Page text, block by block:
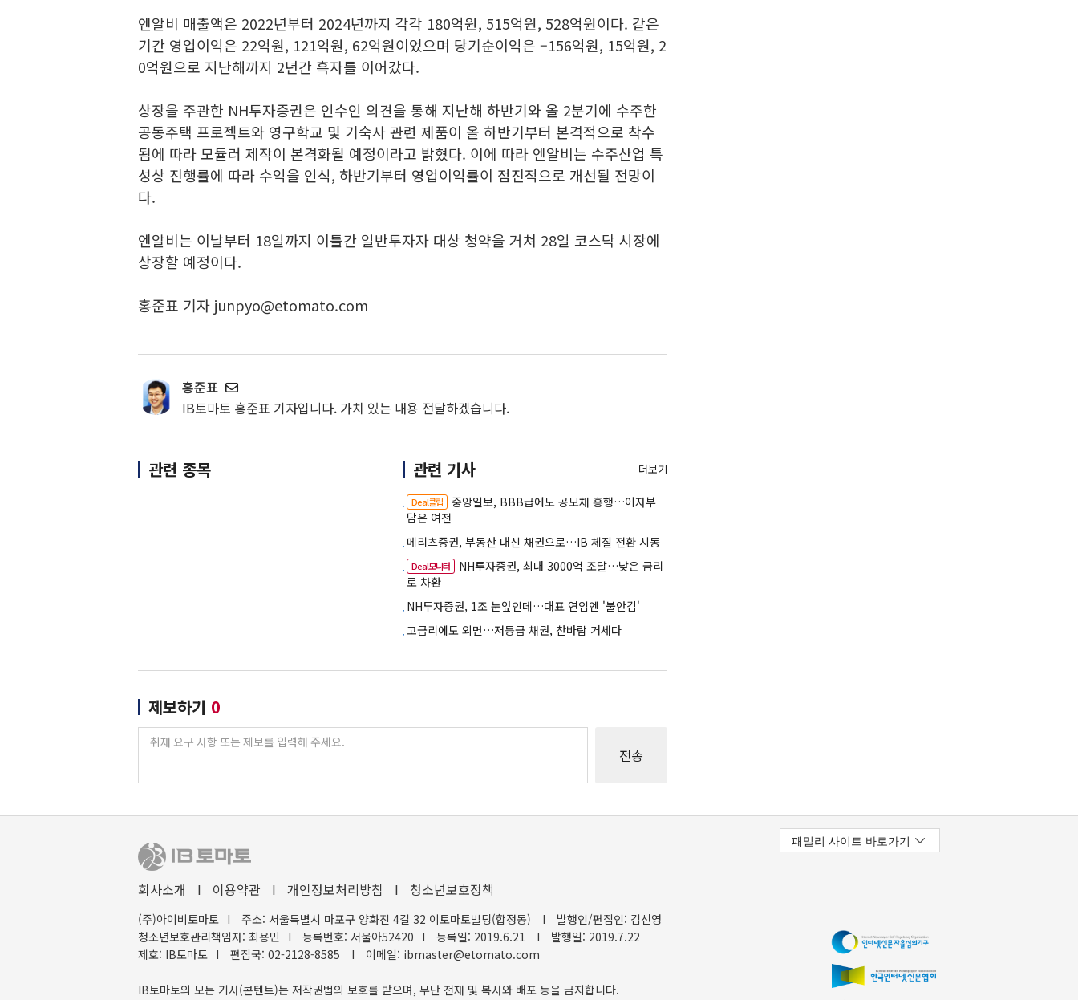
엔알비 매출액은 2022년부터 2024년까지 각각 180억원, 515억원, 528억원이다. 같은
기간 영업이익은 22억원, 121억원, 62억원이었으며 당기순이익은 –156억원, 15억원, 2
0억원으로 지난해까지 2년간 흑자를 이어갔다.
상장을 주관한 NH투자증권은 인수인 의견을 통해 지난해 하반기와 올 2분기에 수주한
공동주택 프로젝트와 영구학교 및 기숙사 관련 제품이 올 하반기부터 본격적으로 착수
됨에 따라 모듈러 제작이 본격화될 예정이라고 밝혔다. 이에 따라 엔알비는 수주산업 특
성상 진행률에 따라 수익을 인식, 하반기부터 영업이익률이 점진적으로 개선될 전망이
다.
엔알비는 이날부터 18일까지 이틀간 일반투자자 대상 청약을 거쳐 28일 코스닥 시장에
상장할 예정이다.
홍준표 기자 junpyo@etomato.com
홍준표
IB토마토 홍준표 기자입니다. 가치 있는 내용 전달하겠습니다.
관련 종목 관련 기사 더보기
Deal클립
중앙일보, BBB급에도 공모채 흥행…이자부
담은 여전
메리츠증권, 부동산 대신 채권으로…IB 체질 전환 시동
Deal모니터
NH투자증권, 최대 3000억 조달…낮은 금리
로 차환
NH투자증권, 1조 눈앞인데…대표 연임엔 '불안감'
고금리에도 외면…저등급 채권, 찬바람 거세다
제보하기 0
회사소개 I 이용약관 I 개인정보처리방침 I 청소년보호정책
(주)아이비토마토 I 주소: 서울특별시 마포구 양화진 4길 32 이토마토빌딩(합정동) I
발행인/편집인: 김선영
청소년보호관리책임자: 최용민 I 등록번호: 서울아52420 I 등록일: 2019.6.21 I
발행일: 2019.7.22
제호: IB토마토 I 편집국: 02-2128-8585 I 이메일: ibmaster@etomato.com
IB토마토의 모든 기사(콘텐트)는 저작권법의 보호를 받으며, 무단 전재 및 복사와 배포 등을 금지합니다.